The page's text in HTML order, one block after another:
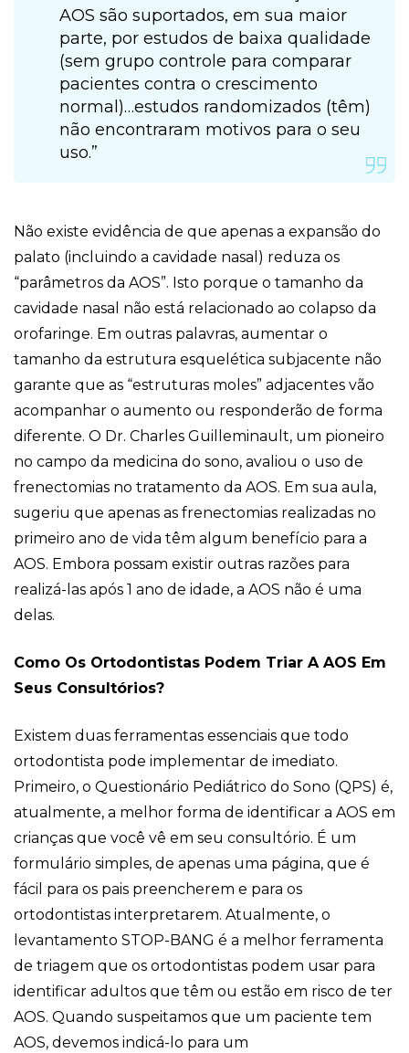
AOS são suportados, em sua maior
parte, por estudos de baixa qualidade
(sem grupo controle para comparar
pacientes contra o crescimento
normal)…estudos randomizados (têm)
não encontraram motivos para o seu
uso.”
Não existe evidência de que apenas a expansão do
palato (incluindo a cavidade nasal) reduza os
“parâmetros da AOS”. Isto porque o tamanho da
cavidade nasal não está relacionado ao colapso da
orofaringe. Em outras palavras, aumentar o
tamanho da estrutura esquelética subjacente não
garante que as “estruturas moles” adjacentes vão
acompanhar o aumento ou responderão de forma
diferente. O Dr. Charles Guilleminault, um pioneiro
no campo da medicina do sono, avaliou o uso de
frenectomias no tratamento da AOS. Em sua aula,
sugeriu que apenas as frenectomias realizadas no
primeiro ano de vida têm algum benefício para a
AOS. Embora possam existir outras razões para
realizá-las após 1 ano de idade, a AOS não é uma
delas.
Como Os Ortodontistas Podem Triar A AOS Em
Seus Consultórios?
Existem duas ferramentas essenciais que todo
ortodontista pode implementar de imediato.
Primeiro, o Questionário Pediátrico do Sono (QPS) é,
atualmente, a melhor forma de identificar a AOS em
crianças que você vê em seu consultório. É um
formulário simples, de apenas uma página, que é
fácil para os pais preencherem e para os
ortodontistas interpretarem. Atualmente, o
levantamento STOP-BANG é a melhor ferramenta
de triagem que os ortodontistas podem usar para
identificar adultos que têm ou estão em risco de ter
AOS. Quando suspeitamos que um paciente tem
AOS, devemos indicá-lo para um